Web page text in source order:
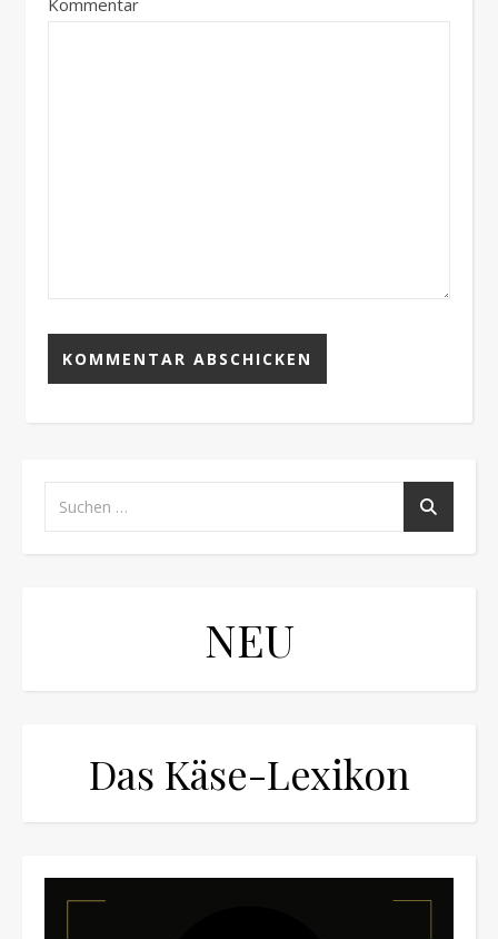
Kommentar
NEU
Das Käse-Lexikon